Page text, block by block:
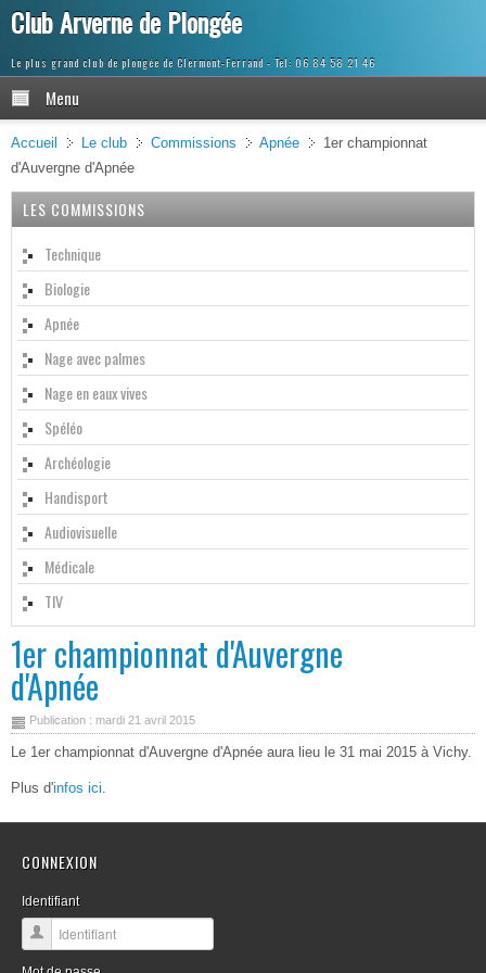
Club Arverne de Plongée
Le plus grand club de plongée de Clermont-Ferrand
Menu
Accueil Le club Commissions Apnée
1er championnat
d'Auvergne d'Apnée
LES COMMISSIONS
Technique
Biologie
Apnée
Nage avec palmes
Nage en eaux vives
Spéléo
Archéologie
Handisport
Audiovisuelle
Médicale
TIV
1er championnat d'Auvergne
d'Apnée
Publication : mardi 21 avril 2015
Le 1er championnat d'Auvergne d'Apnée aura lieu le 31 mai 2015 à Vichy.
Plus d'infos ici.
CONNEXION
Identifiant